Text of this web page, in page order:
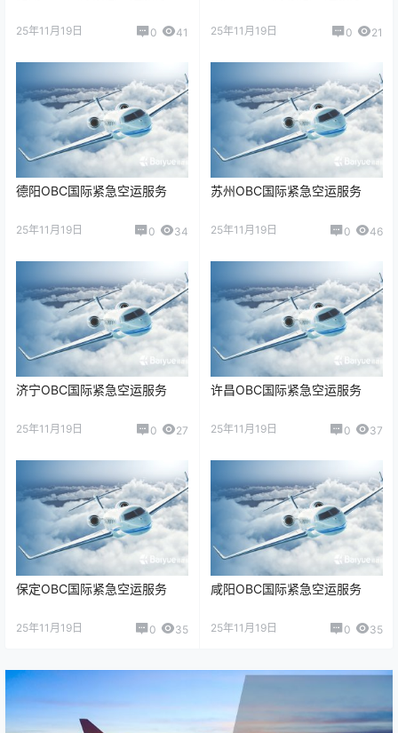
25年11月19日 0 41 25年11月19日 0 21
德阳OBC国际紧急空运服务
25年11月19日 0 34
苏州OBC国际紧急空运服务
25年11月19日 0 46
济宁OBC国际紧急空运服务
25年11月19日 0 27
许昌OBC国际紧急空运服务
25年11月19日 0 37
保定OBC国际紧急空运服务
25年11月19日 0 35
咸阳OBC国际紧急空运服务
25年11月19日 0 35